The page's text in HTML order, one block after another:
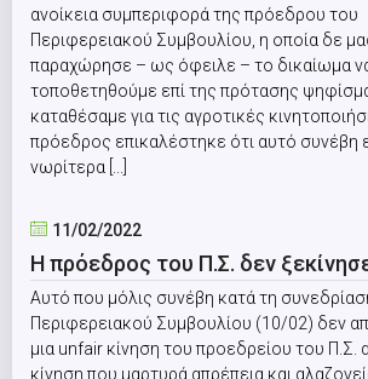
ανοίκεια συμπεριφορά της πρόεδρου του
Περιφερειακού Συμβουλίου, η οποία δε
παραχώρησε – ως όφειλε – το δικαίωμα
τοποθετηθούμε επί της πρότασης
καταθέσαμε για τις αγροτικές
πρόεδρος επικαλέστηκε ότι αυτό συνέβη
νωρίτερα [...]
11/02/2022
Η πρόεδρος του Π.Σ. δεν
Αυτό που μόλις συνέβη κατά τη
Περιφερειακού Συμβουλίου (10/02) δεν
μια unfair κίνηση του προεδρείου του Π.Σ.
κίνηση που μαρτυρά απρέπεια και